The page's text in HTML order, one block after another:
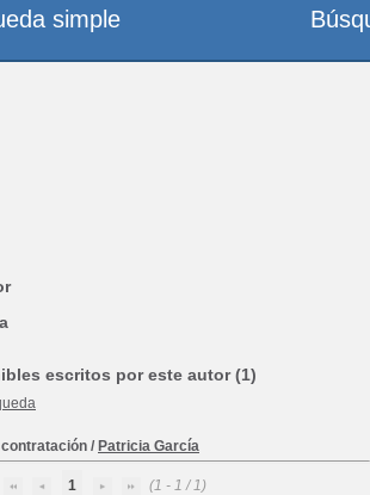
escritos por este autor (1)
/ Patricia García
1 (1 - 1 / 1)
simple